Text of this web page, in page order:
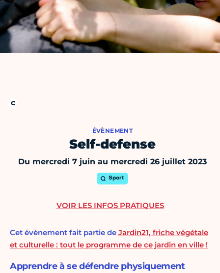
ÉVÈNEMENT
Self-defense
Du mercredi 7 juin au mercredi 26 juillet 2023
Sport
Cet évènement fait partie de Jardin21, friche végétale
et culturelle : tout le programme de ce jardin en ville !
Apprendre à se défendre physiquement
VOIR LES INFOS PRATIQUES